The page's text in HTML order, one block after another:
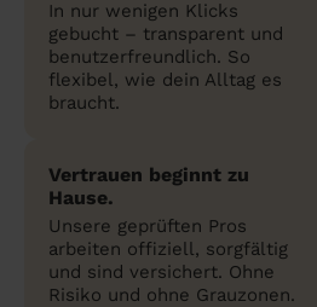
In nur wenigen Klicks
gebucht – transparent und
benutzerfreundlich. So
flexibel, wie dein Alltag es
braucht.
Vertrauen beginnt zu
Hause.
Unsere geprüften Pros
arbeiten offiziell, sorgfältig
und sind versichert. Ohne
Risiko und ohne Grauzonen.